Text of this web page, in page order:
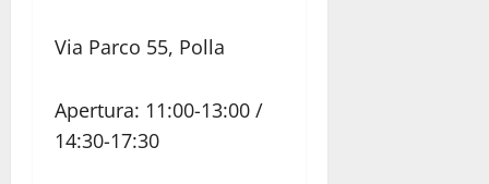
Via Parco 55, Polla
Apertura: 11:00-13:00 /
14:30-17:30